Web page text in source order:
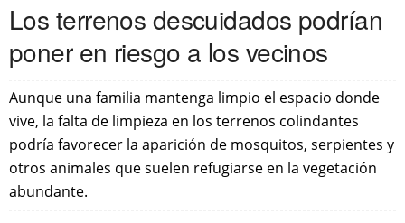
Los terrenos descuidados podrían
poner en riesgo a los vecinos
Aunque una familia mantenga limpio el espacio donde
vive, la falta de limpieza en los terrenos colindantes
podría favorecer la aparición de mosquitos, serpientes y
otros animales que suelen refugiarse en la vegetación
abundante.